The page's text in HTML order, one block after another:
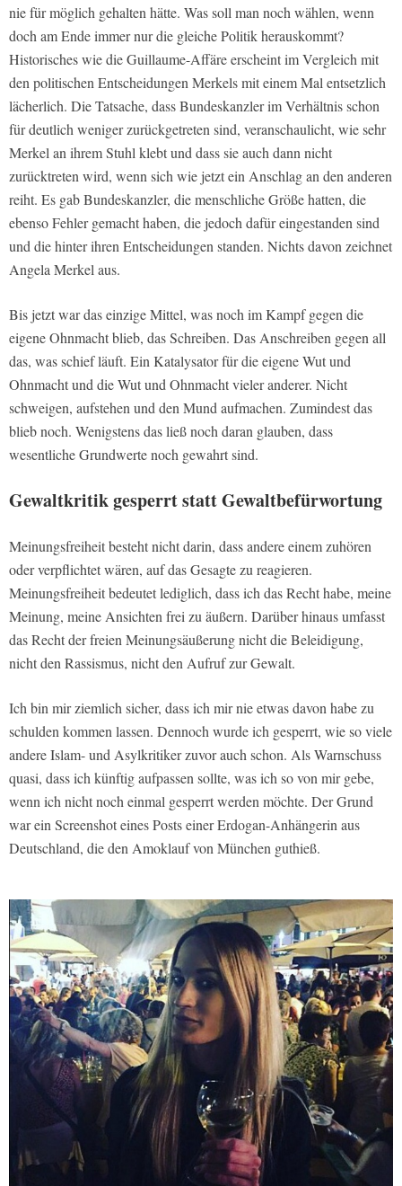
nie für möglich gehalten hätte. Was soll man noch wählen, wenn
doch am Ende immer nur die gleiche Politik herauskommt?
Historisches wie die Guillaume-Affäre erscheint im Vergleich mit
den politischen Entscheidungen Merkels mit einem Mal entsetzlich
lächerlich. Die Tatsache, dass Bundeskanzler im Verhältnis schon
für deutlich weniger zurückgetreten sind, veranschaulicht, wie sehr
Merkel an ihrem Stuhl klebt und dass sie auch dann nicht
zurücktreten wird, wenn sich wie jetzt ein Anschlag an den anderen
reiht. Es gab Bundeskanzler, die menschliche Größe hatten, die
ebenso Fehler gemacht haben, die jedoch dafür eingestanden sind
und die hinter ihren Entscheidungen standen. Nichts davon zeichnet
Angela Merkel aus.
Bis jetzt war das einzige Mittel, was noch im Kampf gegen die
eigene Ohnmacht blieb, das Schreiben. Das Anschreiben gegen all
das, was schief läuft. Ein Katalysator für die eigene Wut und
Ohnmacht und die Wut und Ohnmacht vieler anderer. Nicht
schweigen, aufstehen und den Mund aufmachen. Zumindest das
blieb noch. Wenigstens das ließ noch daran glauben, dass
wesentliche Grundwerte noch gewahrt sind.
Gewaltkritik gesperrt statt Gewaltbefürwortung
Meinungsfreiheit besteht nicht darin, dass andere einem zuhören
oder verpflichtet wären, auf das Gesagte zu reagieren.
Meinungsfreiheit bedeutet lediglich, dass ich das Recht habe, meine
Meinung, meine Ansichten frei zu äußern. Darüber hinaus umfasst
das Recht der freien Meinungsäußerung nicht die Beleidigung,
nicht den Rassismus, nicht den Aufruf zur Gewalt.
Ich bin mir ziemlich sicher, dass ich mir nie etwas davon habe zu
schulden kommen lassen. Dennoch wurde ich gesperrt, wie so viele
andere Islam- und Asylkritiker zuvor auch schon. Als Warnschuss
quasi, dass ich künftig aufpassen sollte, was ich so von mir gebe,
wenn ich nicht noch einmal gesperrt werden möchte. Der Grund
war ein Screenshot eines Posts einer Erdogan-Anhängerin aus
Deutschland, die den Amoklauf von München guthieß.